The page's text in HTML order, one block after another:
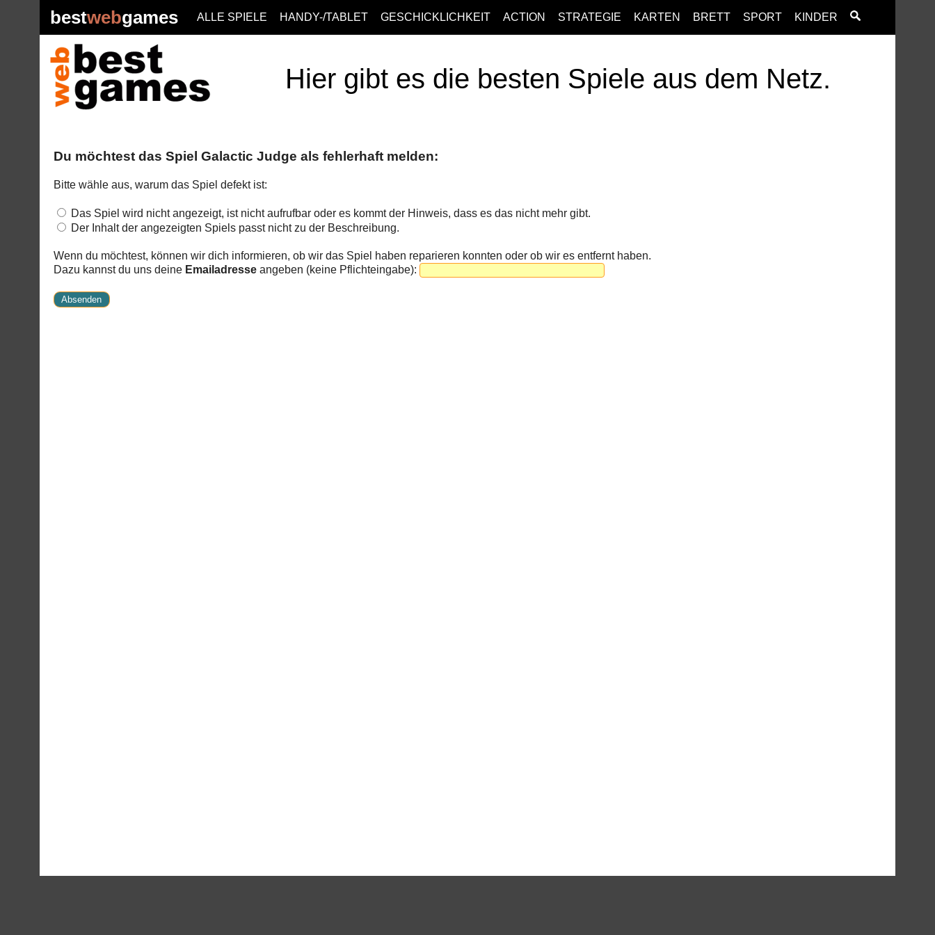
bestwebgames ALLE SPIELE HANDY-/TABLET GESCHICKLICHKEIT ACTION STRATEGIE KARTEN BRETT SPORT KINDER
Hier gibt es die besten Spiele aus dem Netz.
Du möchtest das Spiel Galactic Judge als fehlerhaft melden:
Bitte wähle aus, warum das Spiel defekt ist:
Das Spiel wird nicht angezeigt, ist nicht aufrufbar oder es kommt der Hinweis, dass es das nicht mehr gibt.
Der Inhalt der angezeigten Spiels passt nicht zu der Beschreibung.
Wenn du möchtest, können wir dich informieren, ob wir das Spiel haben reparieren konnten oder ob wir es entfernt haben.
Dazu kannst du uns deine Emailadresse angeben (keine Pflichteingabe):